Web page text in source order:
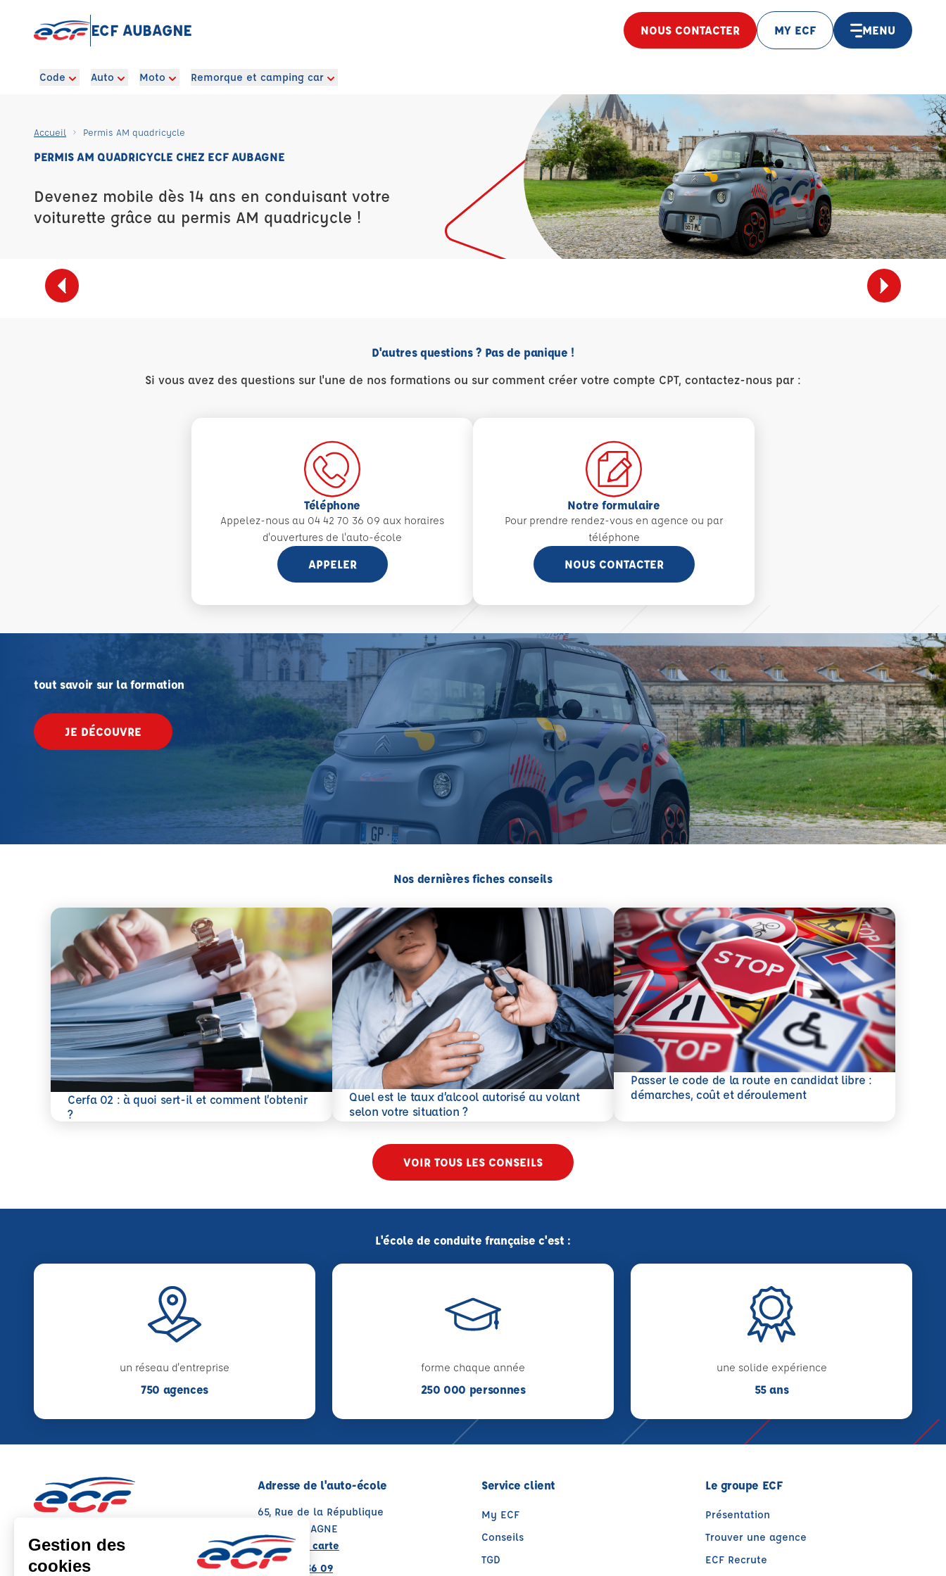
ECF AUBAGNE NOUS CONTACTER MY ECF MENU
Code Auto Moto Remorque et camping car
Accueil Permis AM quadricycle
PERMIS AM QUADRICYCLE CHEZ ECF AUBAGNE
Devenez mobile dès 14 ans en conduisant votre
voiturette grâce au permis AM quadricycle !
D'autres questions ? Pas de panique !
Si vous avez des questions sur l'une de nos formations ou sur comment créer votre compte CPT, contactez-nous par :
Téléphone
Appelez-nous au 04 42 70 36 09 aux horaires
d'ouvertures de l'auto-école
APPELER
Notre formulaire
Pour prendre rendez-vous en agence ou par
téléphone
NOUS CONTACTER
tout savoir sur la formation
JE DÉCOUVRE
Nos dernières fiches conseils
Cerfa 02 : à quoi sert-il et comment l’obtenir
?
En savoir plus
Quel est le taux d’alcool autorisé au volant
selon votre situation ?
En savoir plus
Passer le code de la route en candidat libre :
démarches, coût et déroulement
En savoir plus
VOIR TOUS LES CONSEILS
L'école de conduite française c'est :
un réseau d'entreprise
750 agences
forme chaque année
250 000 personnes
une solide expérience
55 ans
Note : 4.6/5
Moyenne calculée sur 65 avis
Adresse de l'auto-école
65, Rue de la République
13400 AUBAGNE
Voir sur la carte
04 42 70 36 09
Service client
My ECF
Conseils
TGD
Le groupe ECF
Présentation
Trouver une agence
ECF Recrute